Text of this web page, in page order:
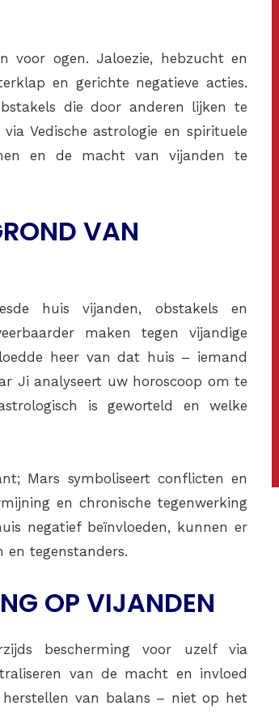
voor ogen. Jaloezie, hebzucht en
en gerichte negatieve acties.
die door anderen lijken te
Vedische astrologie en spirituele
en de macht van vijanden te
VAN
huis vijanden, obstakels en
maken tegen vijandige
heer van dat huis – iemand
Ji analyseert uw horoscoop om te
is geworteld en welke
Mars symboliseert conflicten en
en chronische tegenwerking
negatief beïnvloeden, kunnen er
tegenstanders.
OP VIJANDEN
bescherming voor uzelf via
van de macht en invloed
van balans – niet op het